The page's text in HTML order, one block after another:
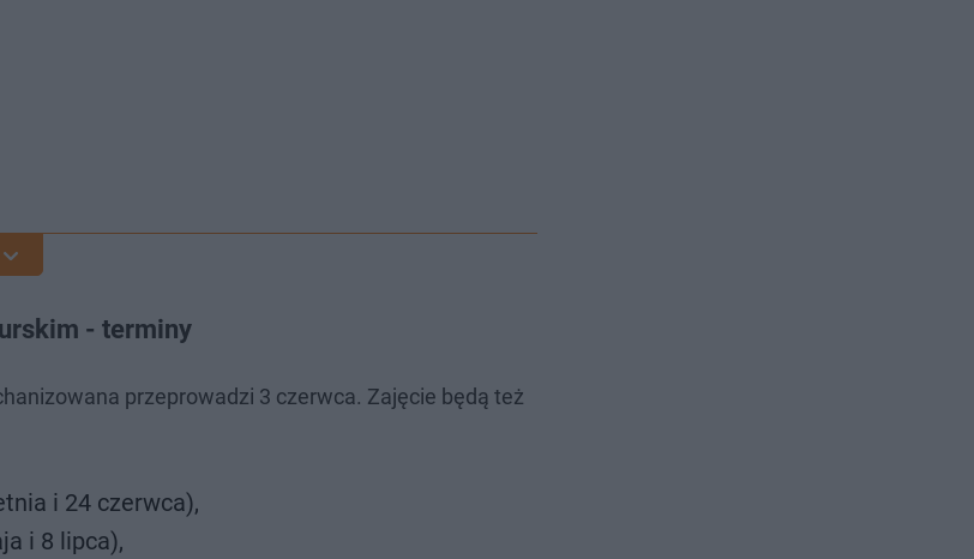
- terminy
przeprowadzi 3 czerwca. Zajęcie będą też
i 24 czerwca),
i 8 lipca),